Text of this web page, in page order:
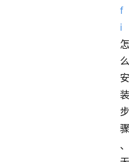
f
i
怎
么
安
装
步
骤
、